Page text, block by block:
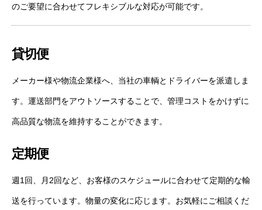
のご要望に合わせてフレキシブルな対応が可能です。
貸切便
メーカー様や物流企業様へ、当社の車輌とドライバーを派遣しま
す。運送部門をアウトソースすることで、管理コストをかけずに
高品質な物流を維持することができます。
定期便
週1回、月2回など、お客様のスケジュールに合わせて定期的な輸
送を行っています。物量の変化に応じます。お気軽にご相談くだ